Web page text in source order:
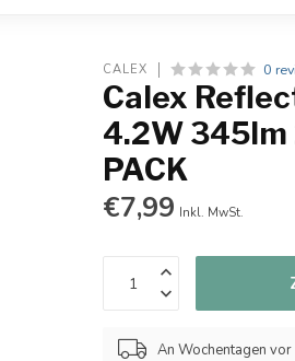
CALEX 0
Calex
4.2W
PACK
€7,99 Inkl. MwSt.
An Wochentagen